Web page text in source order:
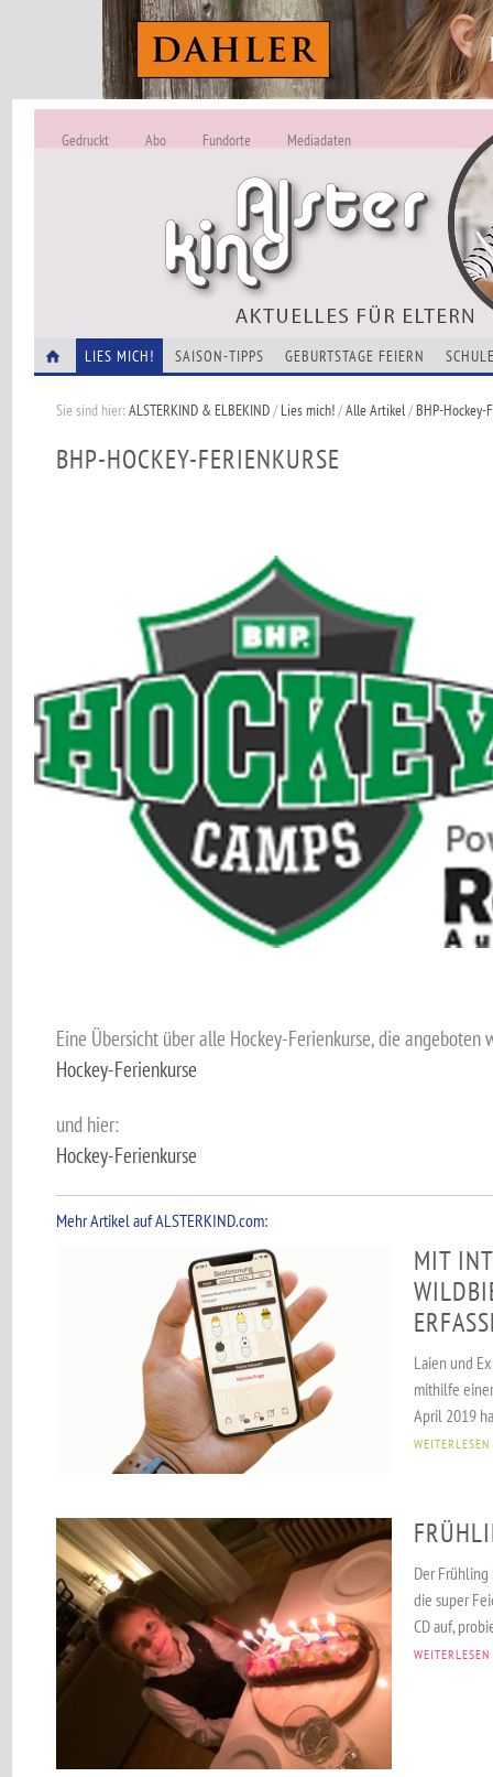
ALSTERKIND -
Alles Neu
Gedruckt Abo Fundorte Mediadaten
LIES MICH! SAISON-TIPPS GEBURTSTAGE FEIERN
Sie sind hier:ALSTERKIND & ELBEKIND/Lies mich!/Alle Artikel/BHP-Hockey-
BHP-HOCKEY-FERIENKURSE
Eine Übersicht über alle Hockey-Ferienkurse, die angeboten
Hockey-Ferienkurse
und hier:
Hockey-Ferienkurse
Mehr Artikel auf ALSTERKIND.com:
MIT
Laien und
mithilfe
April 2019
WEITERLESEN
Der
die super
CD auf,
WEITERLESEN